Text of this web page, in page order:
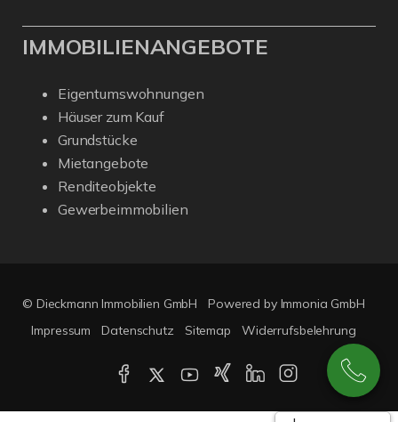
IMMOBILIENANGEBOTE
Eigentumswohnungen
Häuser zum Kauf
Grundstücke
Mietangebote
Renditeobjekte
Gewerbeimmobilien
© Dieckmann Immobilien GmbH
Powered by Immonia GmbH
Impressum
Datenschutz Sitemap Widerrufsbelehrung